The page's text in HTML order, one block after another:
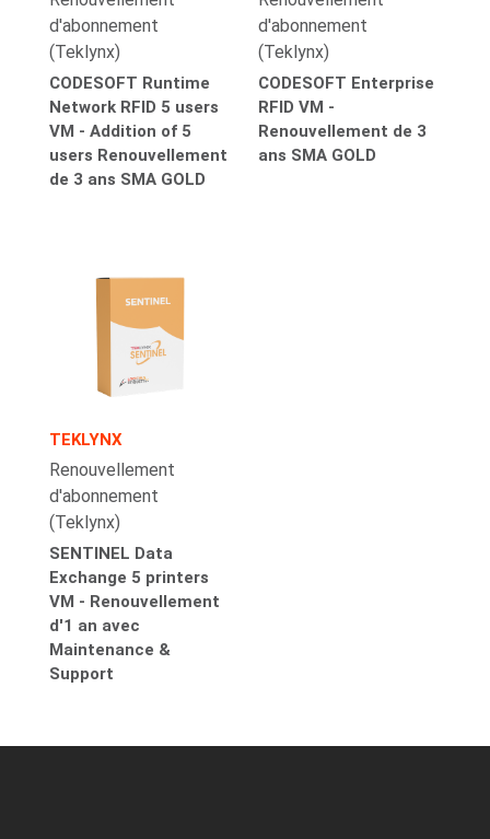
d'abonnement
(Teklynx)
CODESOFT Runtime
Network RFID 5 users
VM - Addition of 5
users Renouvellement
de 3 ans SMA GOLD
d'abonnement
(Teklynx)
CODESOFT Enterprise
RFID VM -
Renouvellement de 3
ans SMA GOLD
TEKLYNX
Renouvellement
d'abonnement
(Teklynx)
SENTINEL Data
Exchange 5 printers
VM - Renouvellement
d'1 an avec
Maintenance &
Support